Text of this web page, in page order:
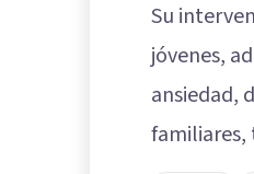
Su
jóvenes,
ansiedad,